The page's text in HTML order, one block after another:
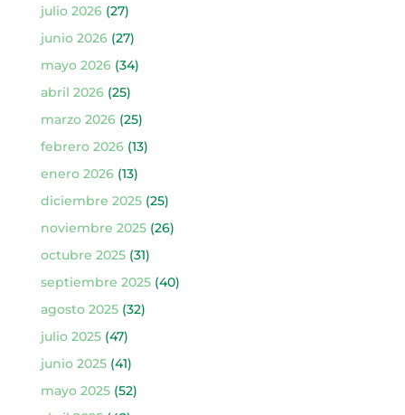
julio 2026(27)
junio 2026(27)
mayo 2026(34)
abril 2026(25)
marzo 2026(25)
febrero 2026(13)
enero 2026(13)
diciembre 2025(25)
noviembre 2025(26)
octubre 2025(31)
septiembre 2025(40)
agosto 2025(32)
julio 2025(47)
junio 2025(41)
mayo 2025(52)